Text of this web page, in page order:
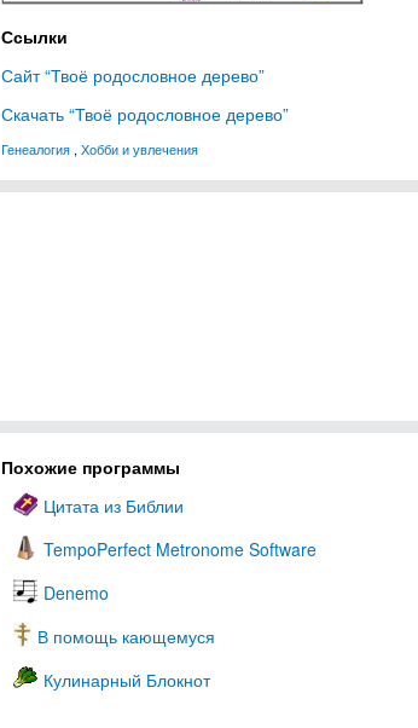
Ссылки
Сайт “Твоё родословное дерево”
Скачать “Твоё родословное дерево”
Генеалогия , Хобби и увлечения
Похожие программы
Цитата из Библии
TempoPerfect Metronome Software
Denemo
В помощь кающемуся
Кулинарный Блокнот